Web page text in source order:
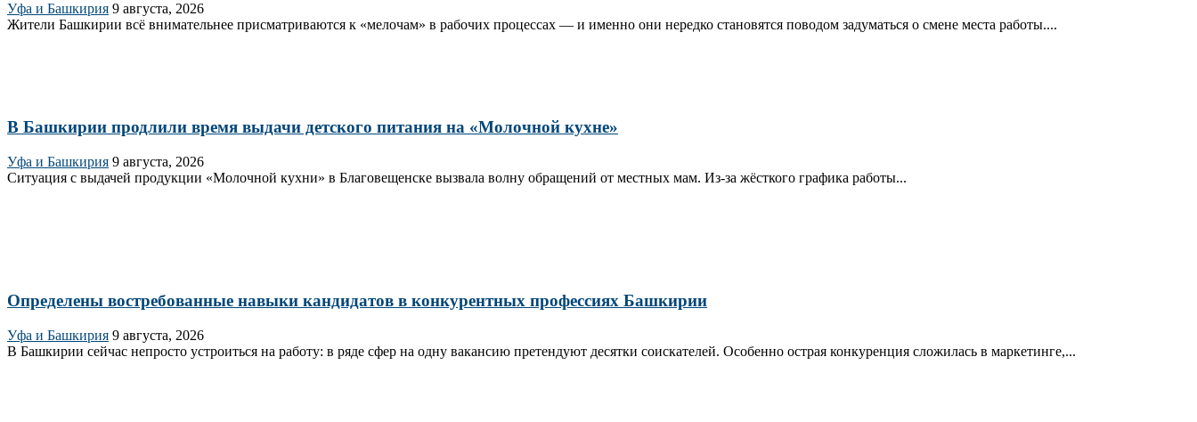
Уфа и Башкирия 9 августа, 2026
Жители Башкирии всё внимательнее присматриваются к «мелочам» в рабочих процессах — и именно они нередко становятся поводом задуматься о смене места работы....
В Башкирии продлили время выдачи детского питания на «Молочной кухне»
Уфа и Башкирия 9 августа, 2026
Ситуация с выдачей продукции «Молочной кухни» в Благовещенске вызвала волну обращений от местных мам. Из‑за жёсткого графика работы...
Определены востребованные навыки кандидатов в конкурентных профессиях Башкирии
Уфа и Башкирия 9 августа, 2026
В Башкирии сейчас непросто устроиться на работу: в ряде сфер на одну вакансию претендуют десятки соискателей. Особенно острая конкуренция сложилась в маркетинге,...